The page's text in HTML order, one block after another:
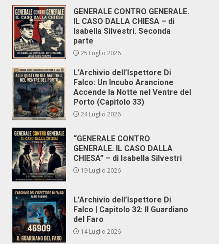
GENERALE CONTRO GENERALE.
IL CASO DALLA CHIESA – di
Isabella Silvestri. Seconda
parte
25 Luglio 2026
L’Archivio dell’Ispettore Di
Falco: Un Incubo Arancione
Accende la Notte nel Ventre del
Porto (Capitolo 33)
24 Luglio 2026
“GENERALE CONTRO
GENERALE. IL CASO DALLA
CHIESA” – di Isabella Silvestri
19 Luglio 2026
L’Archivio dell’Ispettore Di
Falco | Capitolo 32: Il Guardiano
del Faro
14 Luglio 2026